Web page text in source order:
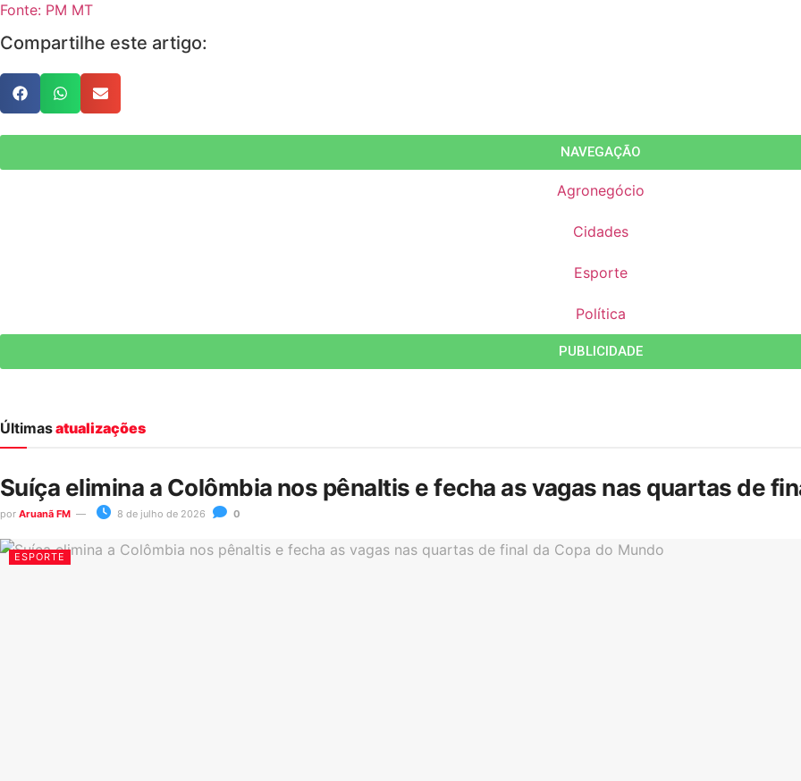
Fonte: PM MT
Compartilhe este artigo:
NAVEGAÇÃO
Agronegócio
Cidades
Esporte
Política
PUBLICIDADE
Últimasatualizações
Suíça elimina a Colômbia nos pênaltis e fecha as vagas nas quartas de
por Aruanã FM 8 de julho de 2026 0
ESPORTE